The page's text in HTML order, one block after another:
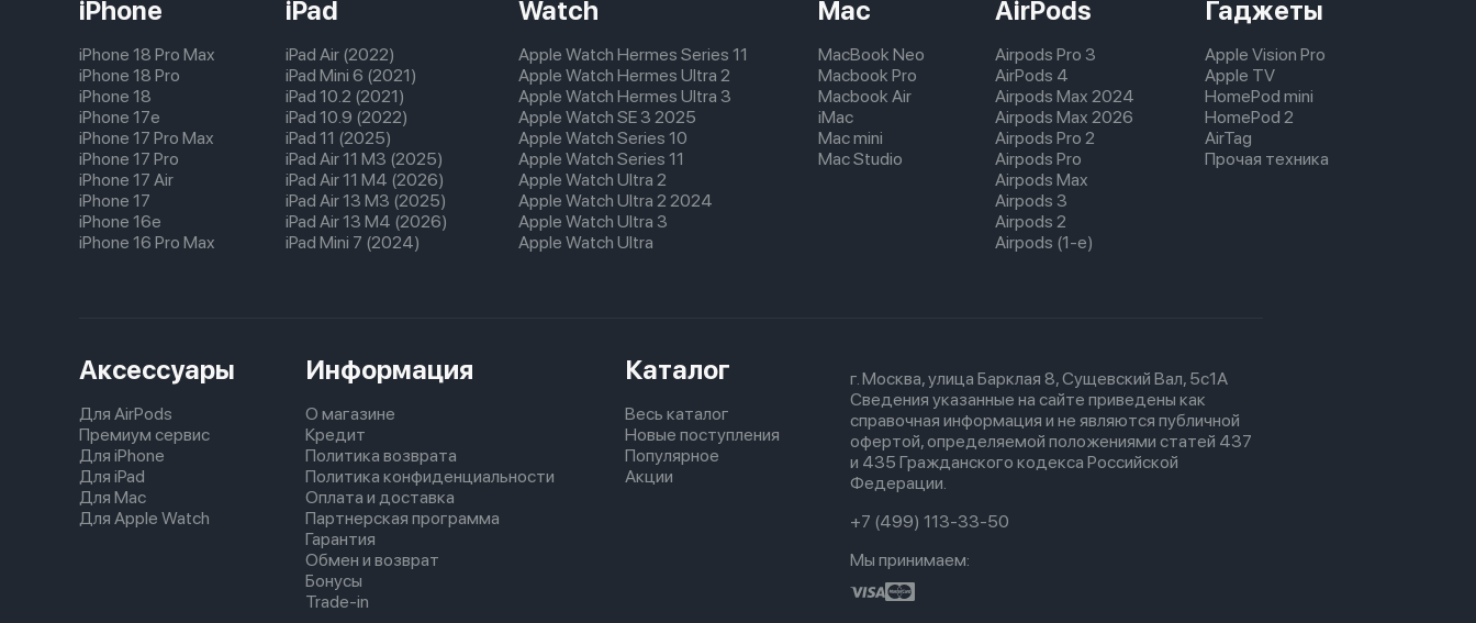
iPhone
iPhone 18 Pro Max
iPhone 18 Pro
iPhone 18
iPhone 17e
iPhone 17 Pro Max
iPhone 17 Pro
iPhone 17 Air
iPhone 17
iPhone 16e
iPhone 16 Pro Max
iPad
iPad Air (2022)
iPad Mini 6 (2021)
iPad 10.2 (2021)
iPad 10.9 (2022)
iPad 11 (2025)
iPad Air 11 M3 (2025)
iPad Air 11 M4 (2026)
iPad Air 13 M3 (2025)
iPad Air 13 M4 (2026)
iPad Mini 7 (2024)
Watch
Apple Watch Hermes Series 11
Apple Watch Hermes Ultra 2
Apple Watch Hermes Ultra 3
Apple Watch SE 3 2025
Apple Watch Series 10
Apple Watch Series 11
Apple Watch Ultra 2
Apple Watch Ultra 2 2024
Apple Watch Ultra 3
Apple Watch Ultra
Mac
MacBook Neo
Macbook Pro
Macbook Air
iMac
Mac mini
Mac Studio
AirPods
Airpods Pro 3
AirPods 4
Airpods Max 2024
Airpods Max 2026
Airpods Pro 2
Airpods Pro
Airpods Max
Airpods 3
Airpods 2
Airpods (1-е)
Гаджеты
Apple Vision Pro
Apple TV
HomePod mini
HomePod 2
AirTag
Прочая техника
Аксессуары
Для AirPods
Премиум сервис
Для iPhone
Для iPad
Для Mac
Для Apple Watch
Информация
О магазине
Кредит
Политика возврата
Политика конфиденциальности
Оплата и доставка
Партнерская программа
Гарантия
Обмен и возврат
Бонусы
Trade-in
Каталог
Весь каталог
Новые поступления
Популярное
Акции
г. Москва, улица Барклая 8, Сущевский Вал, 5с1А
Сведения указанные на сайте приведены как
справочная информация и не являются публичной
офертой, определяемой положениями статей 437
и 435 Гражданского кодекса Российской
Федерации.
+7 (499) 113-33-50
Мы принимаем: